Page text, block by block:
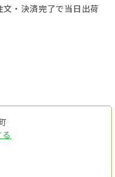
・決済完了で当日出荷